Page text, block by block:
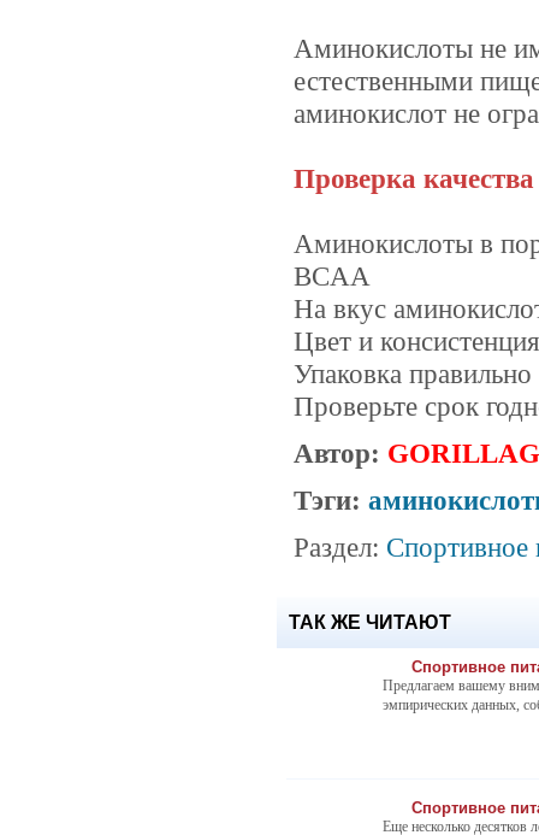
Аминокислоты не
естественными
аминокислот не
Проверка
Аминокислоты в
BCAA
На вкус
Цвет и
Упаковка правильно
Проверьте срок
Автор:
Тэги:
Раздел: Спортивное
ТАК ЖЕ ЧИТАЮТ
Спортивное
Предлагаем вашему
эмпирических данных,
Спортивное
Еще несколько десятков